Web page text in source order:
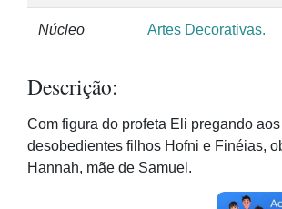
Núcleo Artes Decorativas.
Descrição:
Com figura do profeta Eli pregando
desobedientes filhos Hofni e Finéias,
Hannah, mãe de Samuel.